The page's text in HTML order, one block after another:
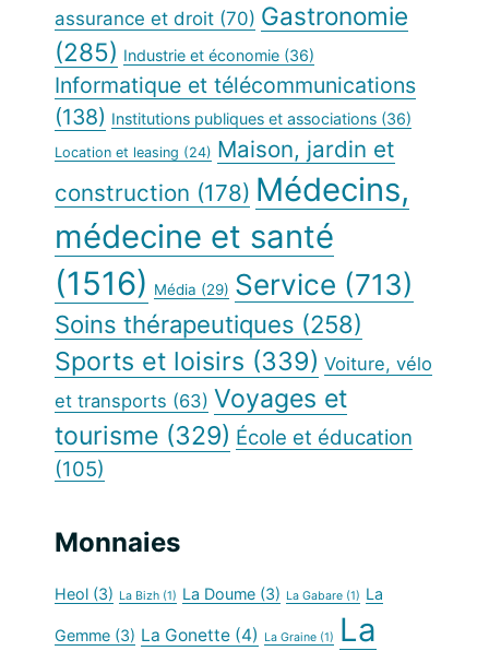
assurance et droit (70) Gastronomie
(285) Industrie et économie (36)
Informatique et télécommunications
(138) Institutions publiques et associations (36)
Location et leasing (24) Maison, jardin et
construction (178) Médecins,
médecine et santé
(1516) Média (29) Service (713)
Soins thérapeutiques (258)
Sports et loisirs (339) Voiture, vélo
et transports (63) Voyages et
tourisme (329) École et éducation
(105)
Monnaies
Heol (3) La Bizh (1) La Doume (3) La Gabare (1) La
Gemme (3) La Gonette (4) La Graine (1)
La